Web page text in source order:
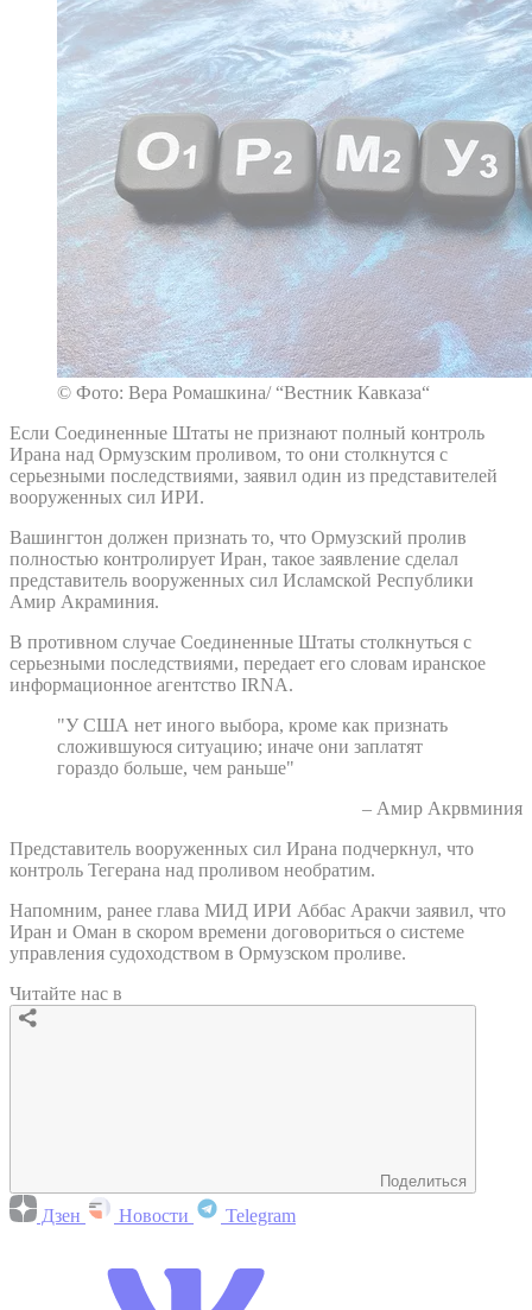
© Фото: Вера Ромашкина/ “Вестник Кавказа“
Если Соединенные Штаты не признают полный контроль
Ирана над Ормузским проливом, то они столкнутся с
серьезными последствиями, заявил один из представителей
вооруженных сил ИРИ.
Вашингтон должен признать то, что Ормузский пролив
полностью контролирует Иран, такое заявление сделал
представитель вооруженных сил Исламской Республики
Амир Акраминия.
В противном случае Соединенные Штаты столкнуться с
серьезными последствиями, передает его словам иранское
информационное агентство IRNA.
"У США нет иного выбора, кроме как признать
сложившуюся ситуацию; иначе они заплатят
гораздо больше, чем раньше"
– Амир Акрвминия
Представитель вооруженных сил Ирана подчеркнул, что
контроль Тегерана над проливом необратим.
Напомним, ранее глава МИД ИРИ Аббас Аракчи заявил, что
Иран и Оман в скором времени договориться о системе
управления судоходством в Ормузском проливе.
Читайте нас в
Поделиться
Дзен Новости Telegram